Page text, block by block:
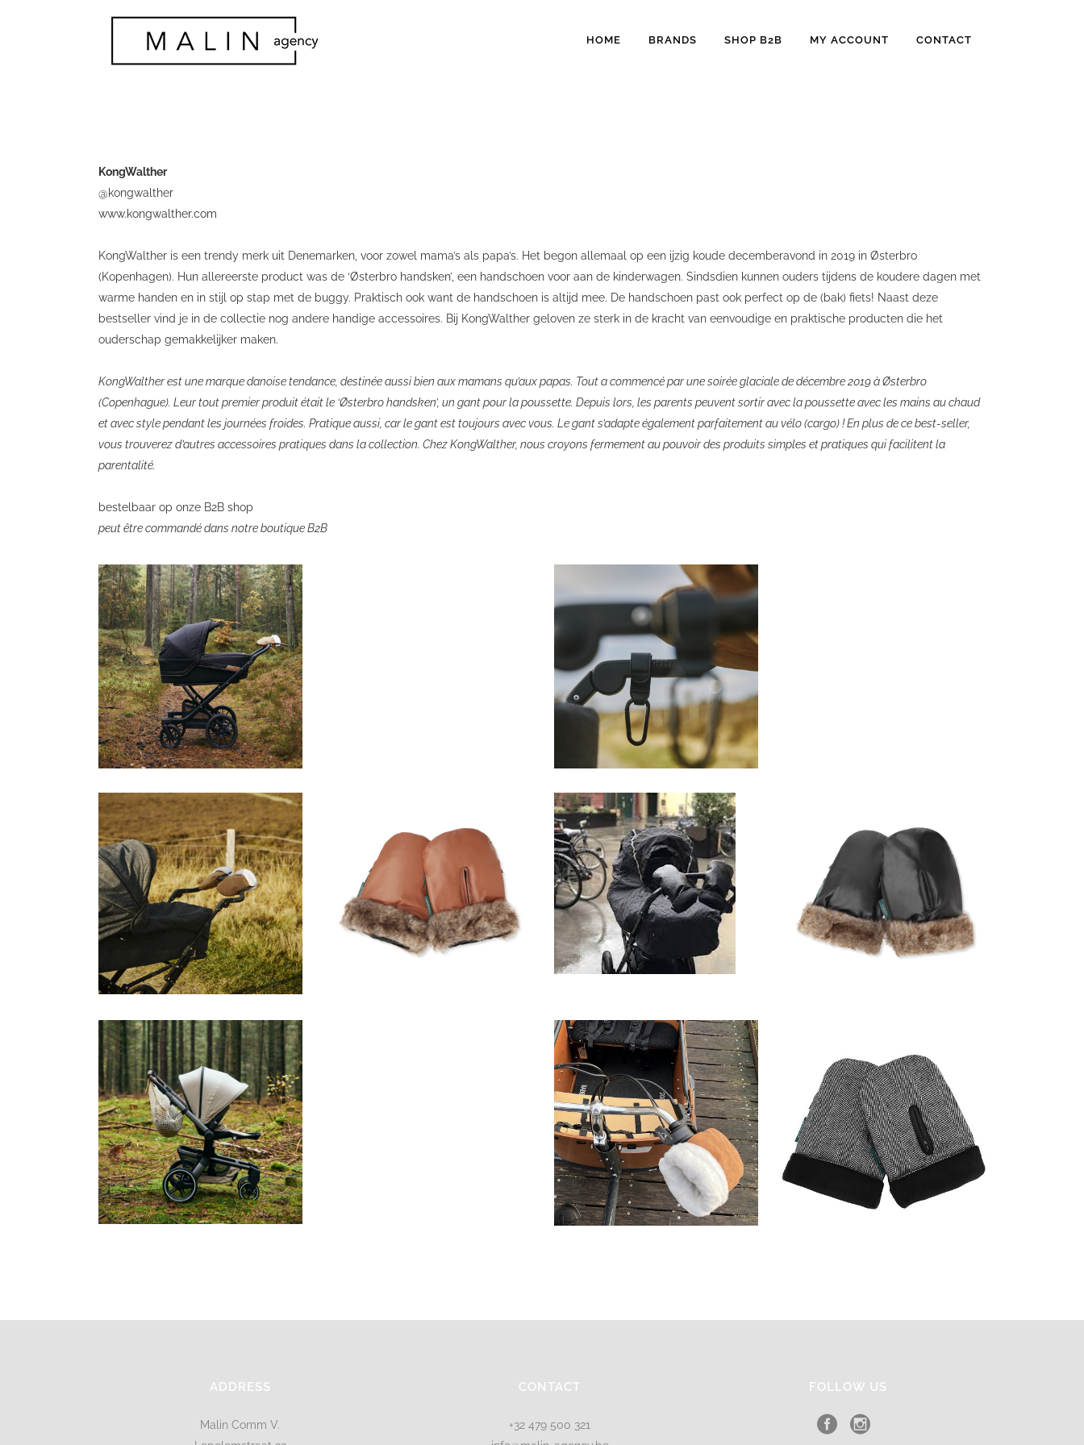
HOME BRANDS SHOP B2B MY ACCOUNT CONTACT
KongWalther
@kongwalther
www.kongwalther.com
KongWalther is een trendy merk uit Denemarken, voor zowel mama’s als papa’s. Het begon allemaal op een ijzig koude decemberavond in 2019 in Østerbro
(Kopenhagen). Hun allereerste product was de ‘Østerbro handsken’, een handschoen voor aan de kinderwagen. Sindsdien kunnen ouders tijdens de koudere dagen met
warme handen en in stijl op stap met de buggy. Praktisch ook want de handschoen is altijd mee. De handschoen past ook perfect op de (bak) fiets! Naast deze
bestseller vind je in de collectie nog andere handige accessoires. Bij KongWalther geloven ze sterk in de kracht van eenvoudige en praktische producten die het
ouderschap gemakkelijker maken.
KongWalther est une marque danoise tendance, destinée aussi bien aux mamans qu’aux papas. Tout a commencé par une soirée glaciale de décembre 2019 à Østerbro
(Copenhague). Leur tout premier produit était le ‘Østerbro handsken’, un gant pour la poussette. Depuis lors, les parents peuvent sortir avec la poussette avec les mains au chaud
et avec style pendant les journées froides. Pratique aussi, car le gant est toujours avec vous. Le gant s’adapte également parfaitement au vélo (cargo) ! En plus de ce best-seller,
vous trouverez d’autres accessoires pratiques dans la collection. Chez KongWalther, nous croyons fermement au pouvoir des produits simples et pratiques qui facilitent la
parentalité.
bestelbaar op onze B2B shop
peut être commandé dans notre boutique B2B
ADDRESS
Malin Comm V.
CONTACT
+32 479 500 321
FOLLOW US